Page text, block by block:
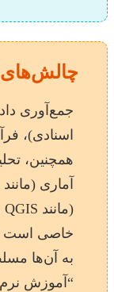
چالش‌های
جمع‌آوری
اسنادی)،
همچنین،
خاصی است
به آن‌ها
“آموزش نرم